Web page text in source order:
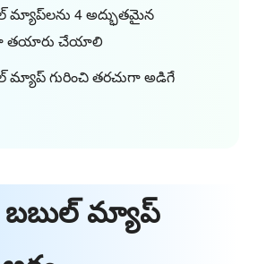
మ్యాప్‌లను 4 అద్భుతమైన
తయారు చేయాలి
మ్యాప్ గురించి తరచుగా అడిగే
బబుల్ మ్యాప్